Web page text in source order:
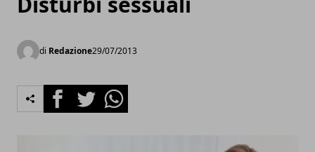
di Redazione29/07/2013
FacebookTwitterWhatsapp